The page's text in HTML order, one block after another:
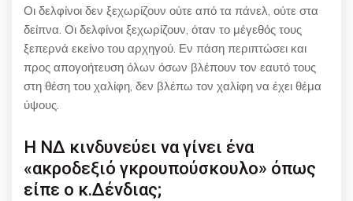
Οι δελφίνοι δεν ξεχωρίζουν ούτε από τα πάνελ, ούτε στα
δείπνα. Οι δελφίνοι ξεχωρίζουν, όταν το μέγεθός τους
ξεπερνά εκείνο του αρχηγού. Εν πάση περιπτώσει και
προς απογοήτευση όλων όσων βλέπουν τον εαυτό τους
στη θέση του χαλίφη, δεν βλέπω τον χαλίφη να έχει θέμα
ύψους.
Η ΝΔ κινδυνεύει να γίνει ένα
«ακροδεξιό γκρουπούσκουλο» όπως
είπε ο κ.Δένδιας;